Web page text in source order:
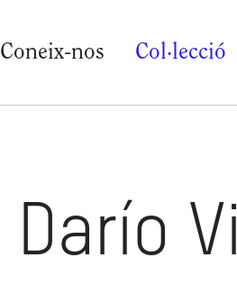
Coneix-nos Col·lecció
Darío